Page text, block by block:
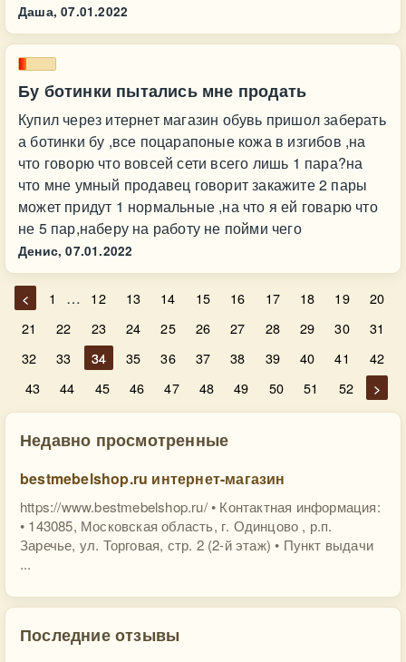
Даша, 07.01.2022
Бу ботинки пытались мне продать
Купил через итернет магазин обувь пришол заберать
а ботинки бу ,все поцарапоные кожа в изгибов ,на
что говорю что вовсей сети всего лишь 1 пара?на
что мне умный продавец говорит закажите 2 пары
может придут 1 нормальные ,на что я ей говарю что
не 5 пар,наберу на работу не пойми чего
Денис, 07.01.2022
< 1 … 12 13 14 15 16 17 18 19
20
21
22 23 24 25 26 27 28 29 30
31
32
33 34 35 36 37 38 39 40 41
42
43
44 45 46 47 48 49 50 51 52 >
Недавно просмотренные
bestmebelshop.ru интернет-магазин
https://www.bestmebelshop.ru/ • Контактная информация:
• 143085, Московская область, г. Одинцово , р.п.
Заречье, ул. Торговая, стр. 2 (2-й этаж) • Пункт выдачи
...
Последние отзывы